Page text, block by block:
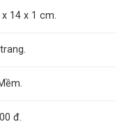
x 14 x 1 cm.
đ.